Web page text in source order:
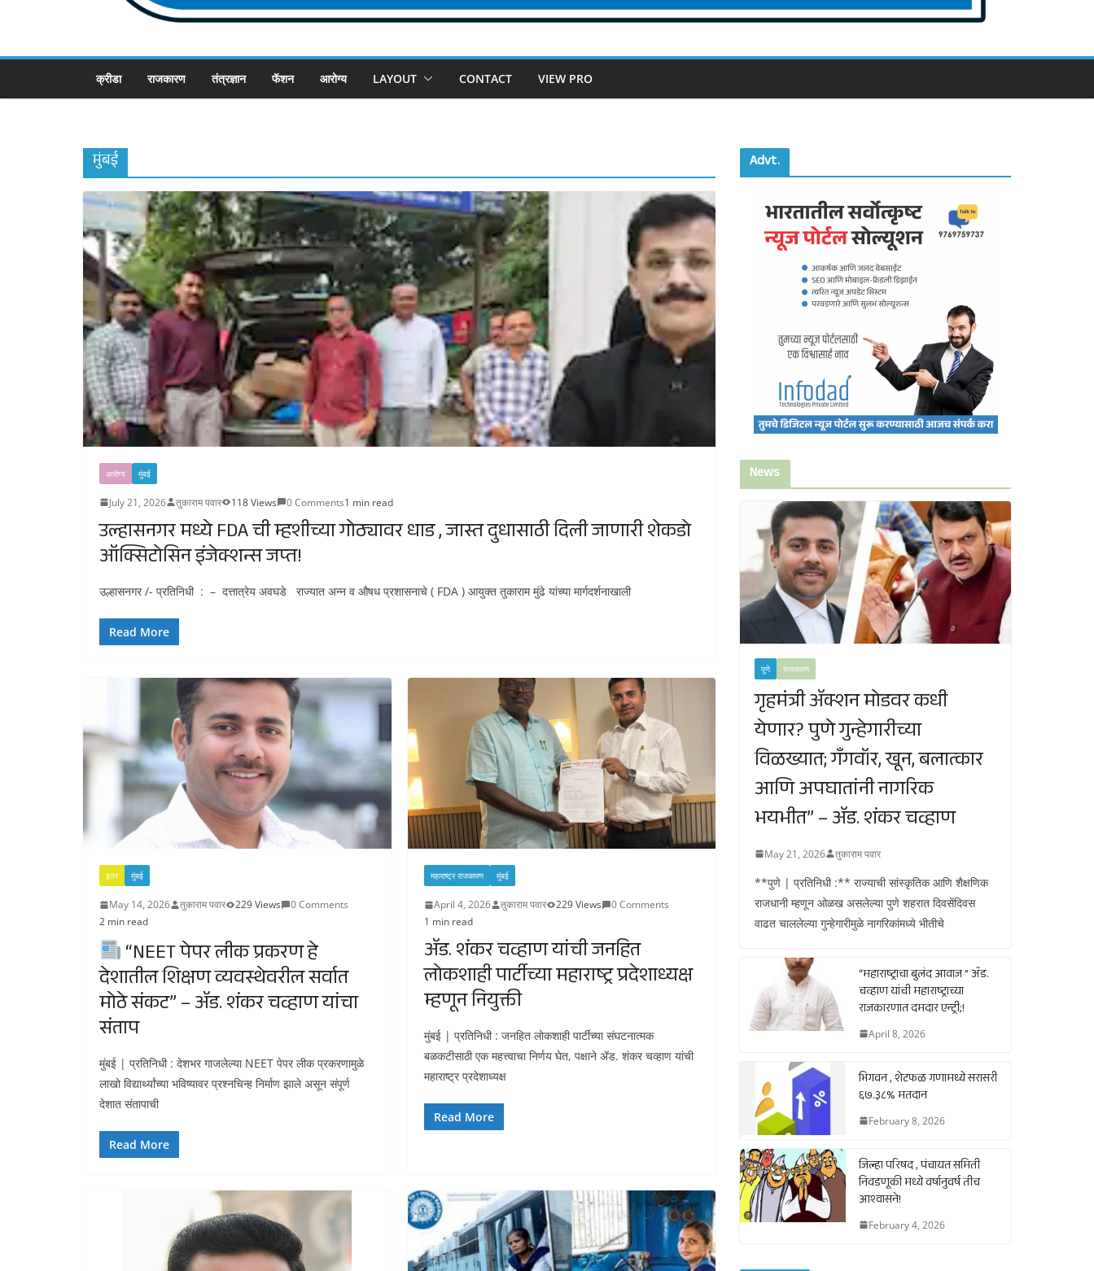
क्रीडा राजकारण तंत्रज्ञान फॅशन आरोग्य LAYOUT CONTACT VIEW PRO
मुंबई
आरोग्य मुंबई
July 21, 2026 तुकाराम पवार 118 Views 0 Comments1 min read
उल्हासनगर मध्ये FDA ची म्हशीच्या गोठ्यावर धाड , जास्त दुधासाठी दिली जाणारी शेकडो
ऑक्सिटोसिन इंजेक्शन्स जप्त!
उल्हासनगर /- प्रतिनिधी : – दत्तात्रेय अवघडे राज्यात अन्न व औषध प्रशासनाचे ( FDA ) आयुक्त तुकाराम मुंढे यांच्या मार्गदर्शनाखाली
Read More
इतर मुंबई
May 14, 2026 तुकाराम पवार 229 Views
0 Comments
2 min read
“NEET पेपर लीक प्रकरण हे
देशातील शिक्षण व्यवस्थेवरील सर्वात
मोठे संकट” – ॲड. शंकर चव्हाण यांचा
संताप
मुंबई | प्रतिनिधी : देशभर गाजलेल्या NEET पेपर लीक प्रकरणामुळे
लाखो विद्यार्थ्यांच्या भविष्यावर प्रश्नचिन्ह निर्माण झाले असून संपूर्ण
देशात संतापाची
Read More
महाराष्ट्र राजकारण मुंबई
April 4, 2026 तुकाराम पवार 229 Views
0 Comments
1 min read
ॲड. शंकर चव्हाण यांची जनहित
लोकशाही पार्टीच्या महाराष्ट्र प्रदेशाध्यक्ष
म्हणून नियुक्ती
मुंबई | प्रतिनिधी : जनहित लोकशाही पार्टीच्या संघटनात्मक
बळकटीसाठी एक महत्त्वाचा निर्णय घेत, पक्षाने ॲड. शंकर चव्हाण यांची
महाराष्ट्र प्रदेशाध्यक्ष
Read More
Advt.
News
पुणे राजकारण
गृहमंत्री ॲक्शन मोडवर कधी
येणार? पुणे गुन्हेगारीच्या
विळख्यात; गॅंगवॉर, खून, बलात्कार
आणि अपघातांनी नागरिक
भयभीत” – ॲड. शंकर चव्हाण
May 21, 2026 तुकाराम पवार
**पुणे | प्रतिनिधी :** राज्याची सांस्कृतिक आणि शैक्षणिक
राजधानी म्हणून ओळख असलेल्या पुणे शहरात दिवसेंदिवस
वाढत चाललेल्या गुन्हेगारीमुळे नागरिकांमध्ये भीतीचे
“महाराष्ट्राचा बुलंद आवाज ” ॲड.
चव्हाण यांची महाराष्ट्राच्या
राजकारणात दमदार एन्ट्री;!
April 8, 2026
भिगवन , शेटफळ गणामध्ये सरासरी
६७.३८% मतदान
February 8, 2026
जिल्हा परिषद , पंचायत समिती
निवडणूकी मध्ये वर्षानुवर्ष तीच
आश्वासने!
February 4, 2026